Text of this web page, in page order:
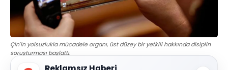
Çin'in yolsuzlukla mücadele organı, üst düzey bir yetkili hakkında disiplin
soruşturması başlattı.